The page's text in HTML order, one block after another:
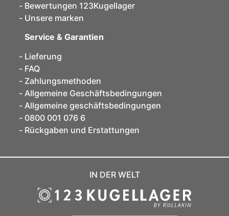
Bewertungen 123Kugellager
Unsere marken
Service & Garantien
Lieferung
FAQ
Zahlungsmethoden
Allgemeine Geschäftsbedingungen
Allgemeine geschäftsbedingungen
0800 001 076 6
Rückgaben und Erstattungen
IN DER WELT